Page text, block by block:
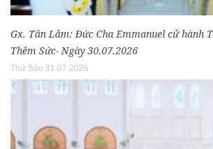
Gx. Tân Lâm: Đức Cha Emmanuel cử hành
Thêm Sức- Ngày 30.07.2026
Thứ Sáu 31.07.2026